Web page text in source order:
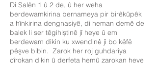
Di Salên 1 û 2 de, û her weha
berdewamkirina bernameya pir birêkûpêk
a hînkirina dengnasiyê, di heman demê de
balek li ser têgihiştinê jî heye û em
berdewam dikin ku xwendinê ji bo kêfê
pêşve bibin. Zarok her roj guhdariya
çîrokan dikin û derfeta hemû zarokan heye